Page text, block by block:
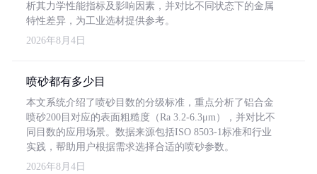
析其力学性能指标及影响因素，并对比不同状态下的金属
特性差异，为工业选材提供参考。
2026年8月4日
喷砂都有多少目
本文系统介绍了喷砂目数的分级标准，重点分析了铝合金
喷砂200目对应的表面粗糙度（Ra 3.2-6.3μm），并对比不
同目数的应用场景。数据来源包括ISO 8503-1标准和行业
实践，帮助用户根据需求选择合适的喷砂参数。
2026年8月4日